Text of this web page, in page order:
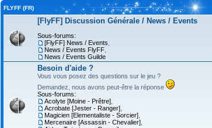
FLYFF (FR)
[FlyFF] Discussion Générale / News / Events
Sous-forums:
[FlyFF] News / Events
News / Events FlyFF
News / Events Guilde
Besoin d'aide ?
Vous vous posez des questions sur le jeu ?
Demandez, nous avons peut-être la réponse
Sous-forums:
Acolyte [Moine - Prêtre]
Acrobate [Jester - Ranger]
Magicien [Elementaliste - Sorcier]
Mercenaire [Assassin - Chevalier]